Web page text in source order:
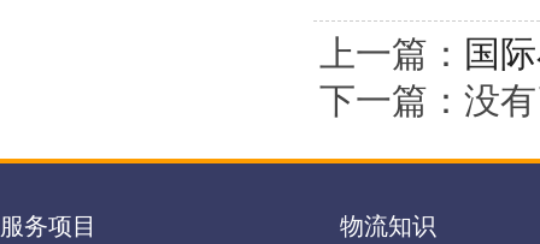
上一篇： 国
下一篇：没
服务项目 物流知识